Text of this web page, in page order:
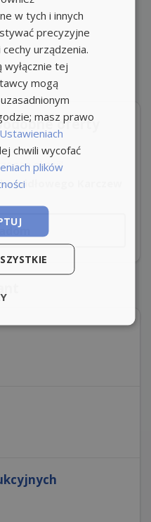
oferty
okazji!
widłowego Karczew
w tych i innych
precyzyjne
urządzenia.
tej
mogą
masz prawo
Ustawieniach
chwili wycofać
plików